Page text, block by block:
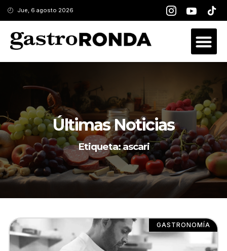
Jue, 6 agosto 2026
Últimas Noticias
Etiqueta: ascari
GASTRONOMÍA